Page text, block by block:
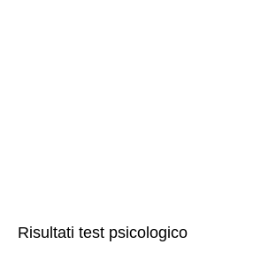
Risultati test psicologico